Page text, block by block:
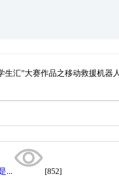
生汇”大赛作品之移动救援机器
... [852]